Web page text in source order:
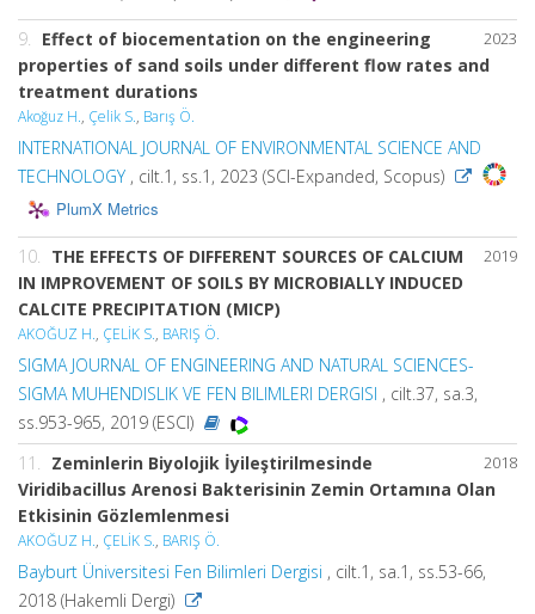
2023
9.
Effect of biocementation on the engineering
properties of sand soils under different flow rates and
treatment durations
Akoğuz H., Çelik S., Barış Ö.
INTERNATIONAL JOURNAL OF ENVIRONMENTAL SCIENCE AND
TECHNOLOGY , cilt.1, ss.1, 2023 (SCI-Expanded, Scopus)
PlumX Metrics
2019
10. THE EFFECTS OF DIFFERENT SOURCES OF CALCIUM
IN IMPROVEMENT OF SOILS BY MICROBIALLY INDUCED
CALCITE PRECIPITATION (MICP)
AKOĞUZ H., ÇELİK S., BARIŞ Ö.
SIGMA JOURNAL OF ENGINEERING AND NATURAL SCIENCES-
SIGMA MUHENDISLIK VE FEN BILIMLERI DERGISI , cilt.37, sa.3,
ss.953-965, 2019 (ESCI)
2018
11. Zeminlerin Biyolojik İyileştirilmesinde
Viridibacillus Arenosi Bakterisinin Zemin Ortamına Olan
Etkisinin Gözlemlenmesi
AKOĞUZ H., ÇELİK S., BARIŞ Ö.
Bayburt Üniversitesi Fen Bilimleri Dergisi , cilt.1, sa.1, ss.53-66,
2018 (Hakemli Dergi)